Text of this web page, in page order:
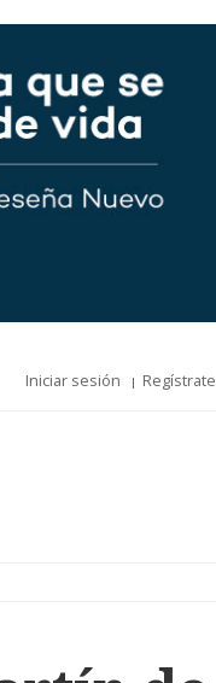
Iniciar sesión Regístrate